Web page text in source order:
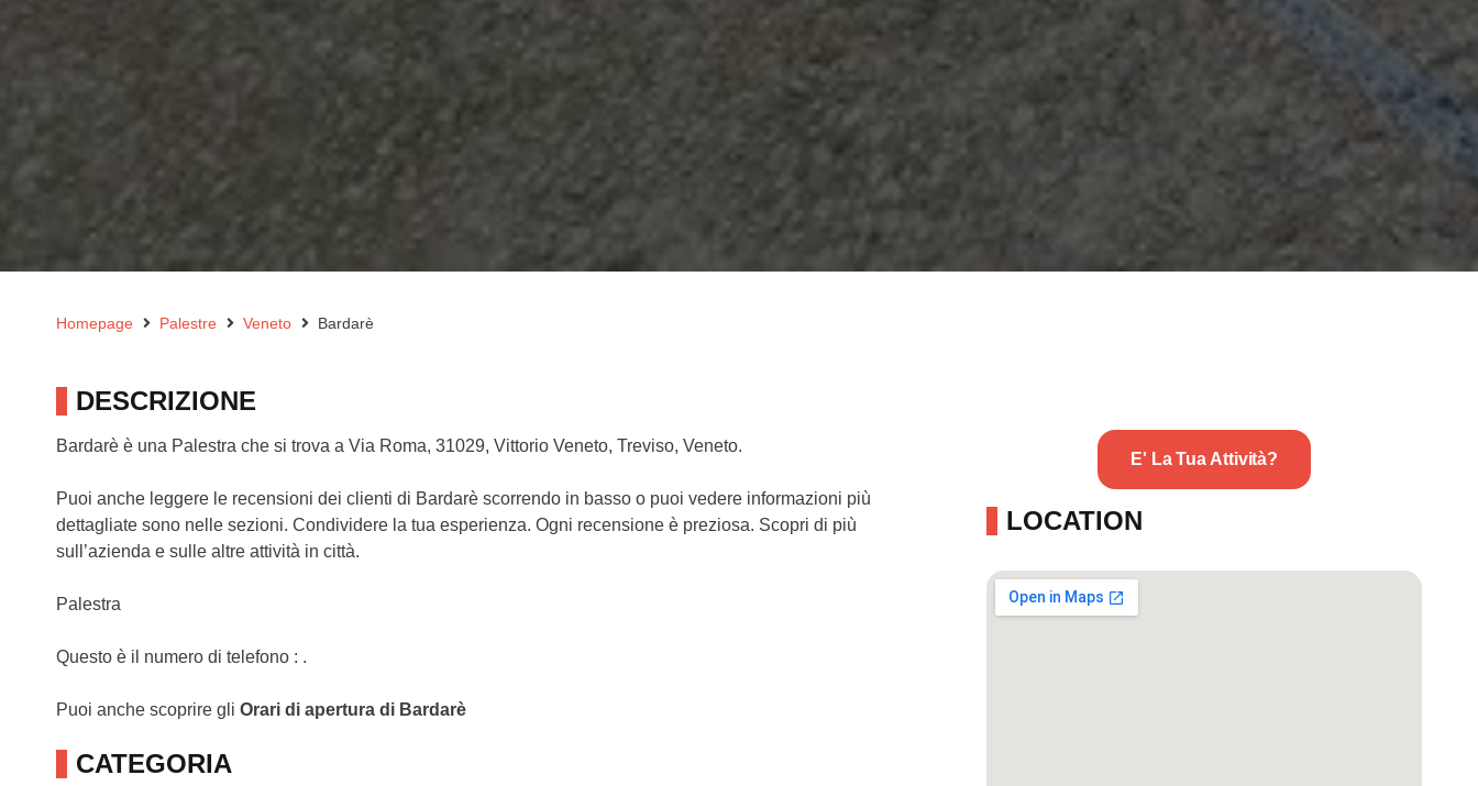
Homepage Palestre Veneto Bardarè
DESCRIZIONE
Bardarè è una Palestra che si trova a Via Roma, 31029, Vittorio Veneto, Treviso, Veneto.
Puoi anche leggere le recensioni dei clienti di Bardarè scorrendo in basso o puoi vedere informazioni più
dettagliate sono nelle sezioni. Condividere la tua esperienza. Ogni recensione è preziosa. Scopri di più
sull’azienda e sulle altre attività in città.
Palestra
Questo è il numero di telefono : .
Puoi anche scoprire gli Orari di apertura di Bardarè
CATEGORIA
E' La Tua Attività?
LOCATION